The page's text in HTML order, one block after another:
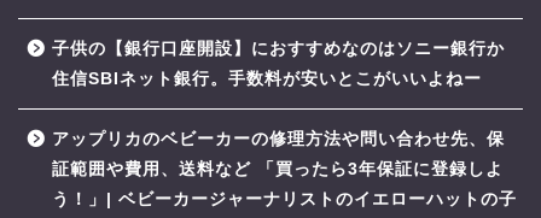
子供の【銀行口座開設】におすすめなのはソニー銀行か
住信SBIネット銀行。手数料が安いとこがいいよねー
アップリカのベビーカーの修理方法や問い合わせ先、保
証範囲や費用、送料など 「買ったら3年保証に登録しよ
う！」| ベビーカージャーナリストのイエローハットの子